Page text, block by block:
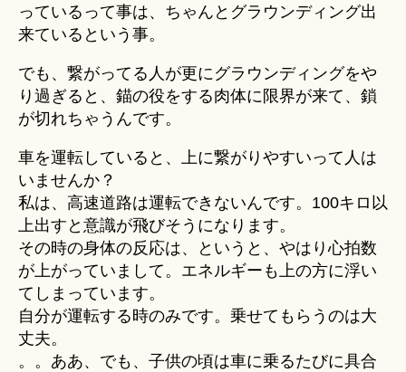
っているって事は、ちゃんとグラウンディング出
来ているという事。
でも、繋がってる人が更にグラウンディングをや
り過ぎると、錨の役をする肉体に限界が来て、鎖
が切れちゃうんです。
車を運転していると、上に繋がりやすいって人は
いませんか？
私は、高速道路は運転できないんです。100キロ以
上出すと意識が飛びそうになります。
その時の身体の反応は、というと、やはり心拍数
が上がっていまして。エネルギーも上の方に浮い
てしまっています。
自分が運転する時のみです。乗せてもらうのは大
丈夫。
。。ああ、でも、子供の頃は車に乗るたびに具合